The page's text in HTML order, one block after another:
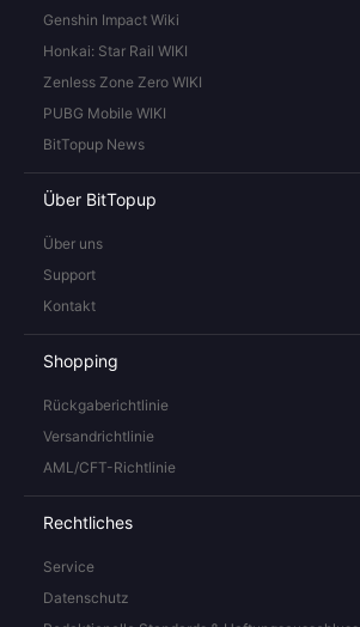
Genshin Impact Wiki
Honkai: Star Rail WIKI
Zenless Zone Zero WIKI
PUBG Mobile WIKI
BitTopup News
Über BitTopup
Über uns
Support
Kontakt
Shopping
Rückgaberichtlinie
Versandrichtlinie
AML/CFT-Richtlinie
Rechtliches
Service
Datenschutz